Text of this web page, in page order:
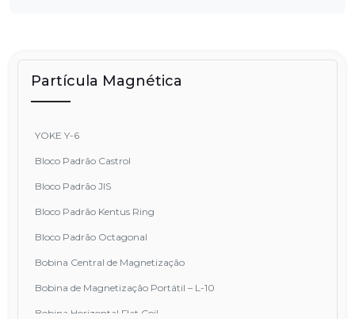
Partícula Magnética
YOKE Y-6
Bloco Padrão Castrol
Bloco Padrão JIS
Bloco Padrão Kentus Ring
Bloco Padrão Octagonal
Bobina Central de Magnetização
Bobina de Magnetização Portátil – L-10
Bobina Horizontal Flat Coil